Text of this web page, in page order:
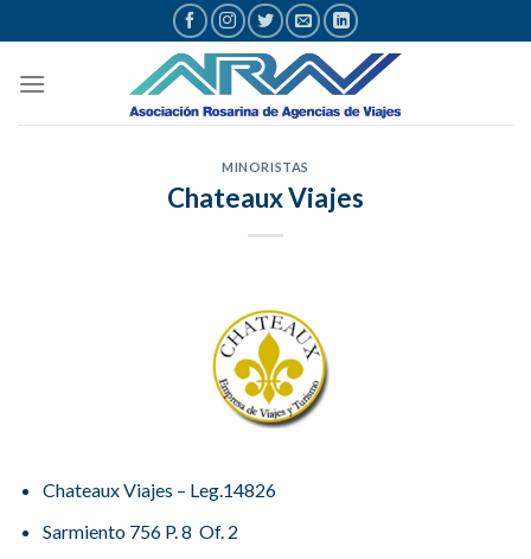
al
contenido
MINORISTAS
Chateaux Viajes
Chateaux Viajes – Leg.14826
Sarmiento 756 P. 8 Of. 2